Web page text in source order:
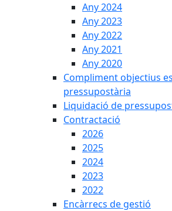
Any 2024
Any 2023
Any 2022
Any 2021
Any 2020
Compliment objectius
pressupostària
Liquidació de
Contractació
2026
2025
2024
2023
2022
Encàrrecs de gestió